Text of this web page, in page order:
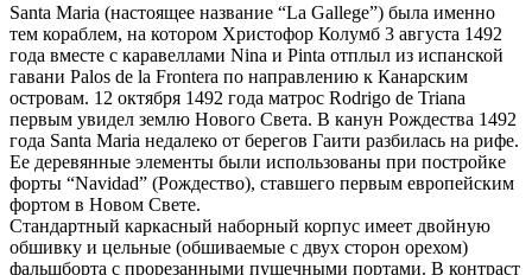
Santa Maria (настоящее название “La Gallege”) была именно
тем кораблем, на котором Христофор Колумб 3 августа 1492
года вместе с каравеллами Nina и Pinta отплыл из испанской
гавани Palos de la Frontera по направлению к Канарским
островам. 12 октября 1492 года матрос Rodrigo de Triana
первым увидел землю Нового Света. В канун Рождества 1492
года Santa Maria недалеко от берегов Гаити разбилась на рифе.
Ее деревянные элементы были использованы при постройке
форты “Navidad” (Рождество), ставшего первым европейским
фортом в Новом Свете.
Стандартный каркасный наборный корпус имеет двойную
обшивку и цельные (обшиваемые с двух сторон орехом)
фальшборта с прорезанными пушечными портами. В контраст